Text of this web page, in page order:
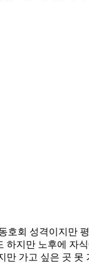
호회 성격이지만
지만 노후에 자
가고 싶은 곳 못